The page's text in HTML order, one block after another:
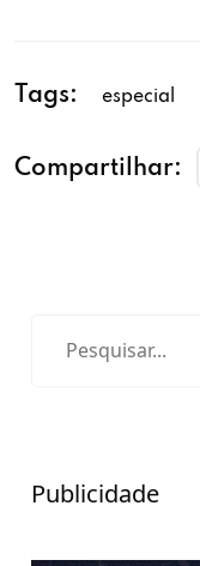
Tags: especial
Compartilhar:
Publicidade